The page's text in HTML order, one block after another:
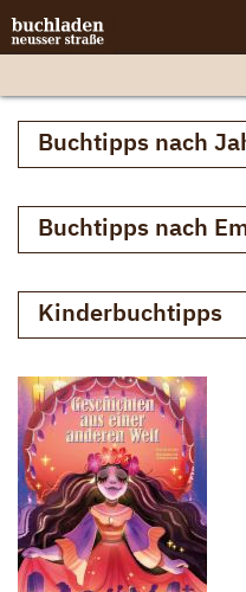
Buchtipps nach
Buchtipps nach
Kinderbuchtipps